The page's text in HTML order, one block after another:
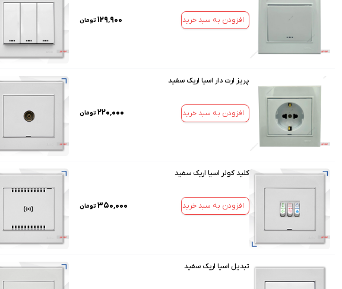
افزودن به سبد خرید ۱۲۹٬۹۰۰ تومان
پریز ارت دار اسیا اریک سفید
افزودن به سبد خرید ۲۲۰٬۰۰۰ تومان
کلید کولر اسیا اریک سفید
افزودن به سبد خرید ۳۵۰٬۰۰۰ تومان
تبدیل اسیا اریک سفید